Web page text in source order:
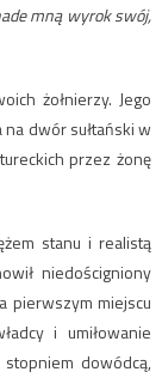
mną wyrok swój,
żołnierzy. Jego
dwór sułtański w
przez żonę
stanu i realistą
niedościgniony
pierwszym miejscu
i umiłowanie
dowódcą,